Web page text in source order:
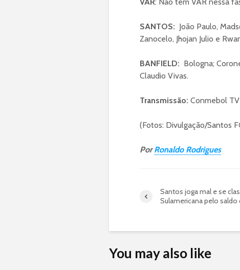
SANTOS: João Paulo,
Zanocelo, Jhojan Julio e
BANFIELD: Bologna;
Claudio Vivas.
Transmissão: Conmebol TV
(Fotos: Divulgação/Santos
PorRonaldo Rodrigues
Santos joga mal e se
Sulamericana pelo saldo
You may also like